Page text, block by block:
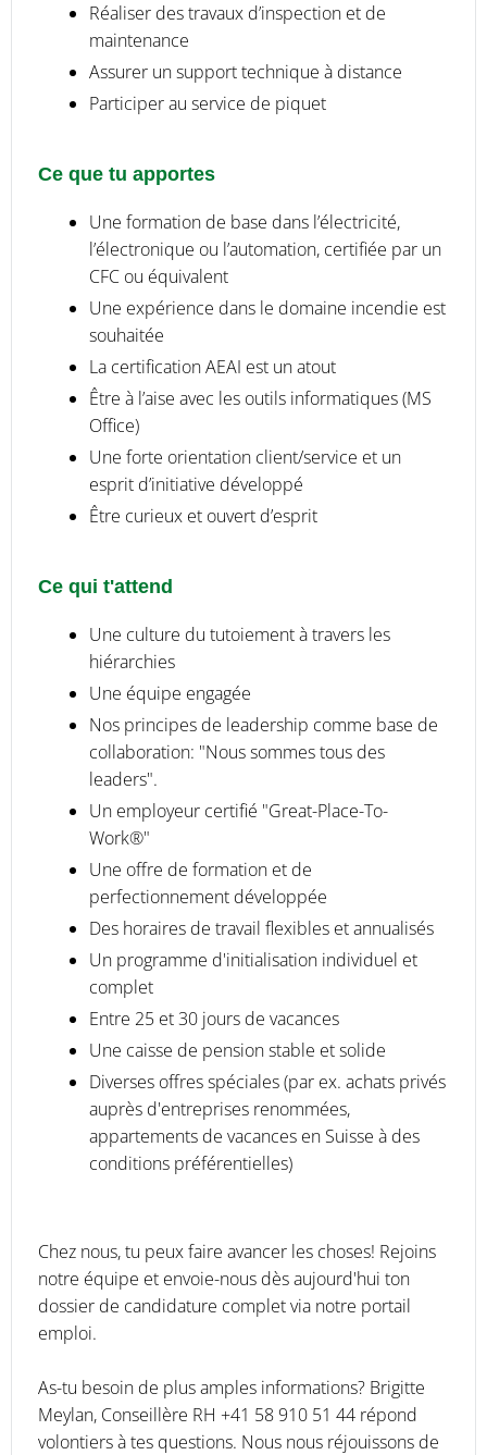
Réaliser des travaux d’inspection et de
maintenance
Assurer un support technique à distance
Participer au service de piquet
Ce que tu apportes
Une formation de base dans l’électricité,
l’électronique ou l’automation, certifiée par un
CFC ou équivalent
Une expérience dans le domaine incendie est
souhaitée
La certification AEAI est un atout
Être à l’aise avec les outils informatiques (MS
Office)
Une forte orientation client/service et un
esprit d’initiative développé
Être curieux et ouvert d’esprit
Ce qui t'attend
Une culture du tutoiement à travers les
hiérarchies
Une équipe engagée
Nos principes de leadership comme base de
collaboration: "Nous sommes tous des
leaders".
Un employeur certifié "Great-Place-To-
Work®"
Une offre de formation et de
perfectionnement développée
Des horaires de travail flexibles et annualisés
Un programme d'initialisation individuel et
complet
Entre 25 et 30 jours de vacances
Une caisse de pension stable et solide
Diverses offres spéciales (par ex. achats privés
auprès d'entreprises renommées,
appartements de vacances en Suisse à des
conditions préférentielles)
Chez nous, tu peux faire avancer les choses! Rejoins
notre équipe et envoie-nous dès aujourd'hui ton
dossier de candidature complet via notre portail
emploi.
As-tu besoin de plus amples informations? Brigitte
Meylan, Conseillère RH +41 58 910 51 44 répond
volontiers à tes questions. Nous nous réjouissons de